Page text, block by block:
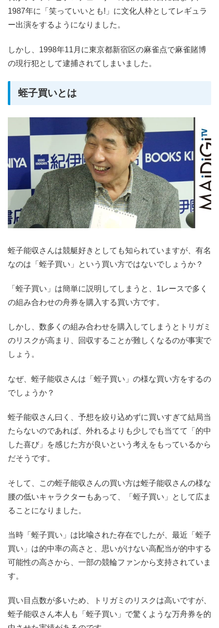
1987年に「笑っていいとも!」に文化人枠としてレギュラ
ー出演をするようになりました。
しかし、1998年11月に東京都新宿区の麻雀点で麻雀賭博
の現行犯として逮捕されてしまいました。
蛭子買いとは
蛭子能収さんは競艇好きとしても知られていますが、有名
なのは「蛭子買い」という買い方ではないでしょうか？
「蛭子買い」は簡単に説明してしまうと、1レースで多く
の組み合わせの舟券を購入する買い方です。
しかし、数多くの組み合わせを購入してしまうとトリガミ
のリスクが高まり、回収することが難しくなるのが事実で
しょう。
なぜ、蛭子能収さんは「蛭子買い」の様な買い方をするの
でしょうか？
蛭子能収さん曰く、予想を絞り込めずに買いすぎて結局当
たらないのであれば、外れるよりも少しでも当てて「的中
した喜び」を感じた方が良いという考えをもっているから
だそうです。
そして、この蛭子能収さんの買い方は蛭子能収さんの様な
腰の低いキャラクターもあって、「蛭子買い」として広ま
ることになりました。
当時「蛭子買い」は比喩された存在でしたが、最近「蛭子
買い」は的中率の高さと、思いがけない高配当が的中する
可能性の高さから、一部の競輪ファンから支持されていま
す。
買い目点数が多いため、トリガミのリスクは高いですが、
蛭子能収さん本人も「蛭子買い」で驚くような万舟券を的